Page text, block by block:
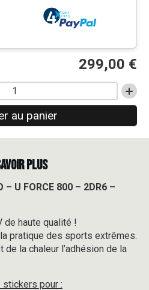
299,00 €
au panier
PLUS
– U FORCE 800 – 2DR6 –
de haute qualité !
pratique des sports extrêmes.
de la chaleur l’adhésion de la
pour :